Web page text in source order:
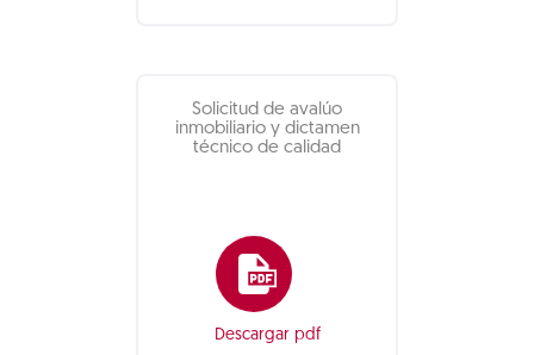
Solicitud de avalúo
inmobiliario y dictamen
técnico de calidad
Descargar pdf